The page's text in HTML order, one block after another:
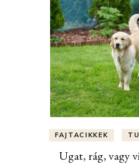
FAJTACIKKEK
Ugat, rág, vagy